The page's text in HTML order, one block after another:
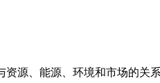
源、能源、环境和市场的关